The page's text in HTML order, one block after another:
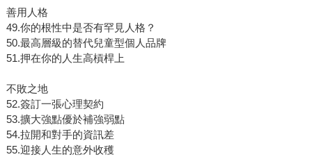
善用人格
49.你的根性中是否有罕見人格？
50.最高層級的替代兒童型個人品牌
51.押在你的人生高槓桿上
不敗之地
52.簽訂一張心理契約
53.擴大強點優於補強弱點
54.拉開和對手的資訊差
55.迎接人生的意外收穫